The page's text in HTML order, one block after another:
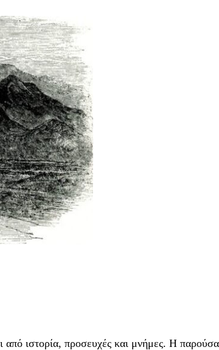
από ιστορία, προσευχές και μνήμες. Η